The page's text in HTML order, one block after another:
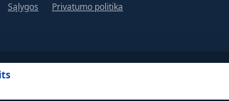
Sąlygos Privatumo politika